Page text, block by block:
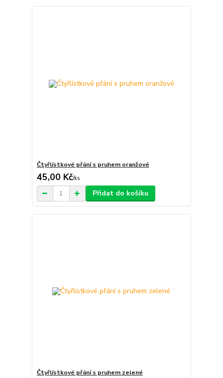
Čtyřlístkové přání s pruhem oranžové
45,00 Kč/ks
Přidat do košíku
Čtyřlístkové přání s pruhem zelené